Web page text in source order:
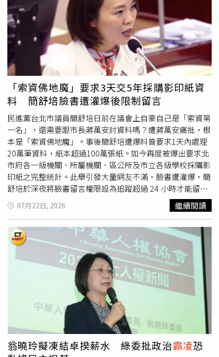
席補選、積極爭取彰化縣長提名，近期更多次被點名有意回
防台中、布局2028立委選戰，希望重新累積地方政治能
量。隨著黃國昌接掌民眾黨後，黨內權力重新洗牌，蔡壁如
無論在黨務運作或影響力，都已不若創黨初期。（圖／黃耀
徵攝）期間，蔡壁如也頻頻就民眾黨內部事務發聲，除公開
談及黨內
霸凌文化、組織運作及退黨潮等議題外，也多次呼
籲黨內應加強溝通與改革，相關發言在支持者間掀起兩極討
論；另一方面，她布局彰化、再回防台中的規劃，也遭綠營
批評踐踏鄉親感情，將選區視為政治跳板。蔡壁如透過臉書
表示，將前往高雄佛光山展開一段短期出家修行，希望在修
持中學習慈悲、增長智慧，也重新整理自己的初心。她寫
道，「人生的腳步，有時需要勇往前，有時也需要靜下
來」，期許自己福慧雙修、身心清淨，在修持中增長智慧、
慈悲與願力。她並透露，預計8月2日再與外界聯絡，也祝福
大家平安、健康、法喜充滿、一切吉祥。黨政人士分析，民
眾黨歷經黨主席改選及黨務重整後，黨內權力版圖已出現明
顯變化。尤其蔡壁如在黨主席補選敗給黃國昌後，隨著黃國
昌逐步主導黨務運作，蔡壁如、黃珊珊等人相較於創黨初期
的核心地位，近年無論在黨務決策或媒體曝光都明顯減少。
儘管她仍持續深耕地方、尋求重返第一線政治舞台，但如何
找回昔日政治影響力，仍是未來的重要挑戰。
「索資佛地魔」要求3天交5年採購影印紙資
料 簡舒培臉書遭灌爆後限制留言
民進黨台北市議員簡舒培日前在議會上自豪自己是「索資第
一名」，還需要跟市長蔣萬安討資料嗎？遭蔣萬安痛批，根
本是「索資佛地魔」。事後簡舒培遭爆料曾要求1天內處理
20萬筆資料，紙本超過100萬張紙。如今再度被爆出要求北
市府各一級機關、所屬機關、區公所及市立各級學校採購影
印紙之完整統計。此舉引發大量網友不滿，臉書遭灌爆，簡
舒培於深夜將臉書留言權限設為追蹤超過 24 小時才能留
言。資深媒體人樊啓明21日在臉書爆料，簡舒培要求市府調
閱大筆資料，要求市府提供111年至115年各年度，北市府
各一級機關、所屬機關、區公所及市立各級學校採購影印紙
之完整統計，包含一、各年度採購紙張規格、包數、箱數、
換算總張數及採購金額及預算科目；二、其中A4、A3影印
紙及再生影印紙之數量；三、透過共同供應契約與各機關自
行採購之數量及金額；四、請分列各機關、學校資料，並提
供全府合計數；五、如市府未統計總張數，請以每包、每箱
所含張數換算後提供。限期3天內交出。消息傳出後簡舒培
遭質疑藉機報復，大量網友憤怒灌爆臉書「人家現在要關心
毒油，你在擔心A4紙」、「就是在霸凌
公務員」、「這不叫
霸凌，什麼叫 霸凌
」、「明顯就刻意找麻煩」、「一百萬頁
看完了嗎？」、「還要求3天內，就是特地要搞人的啦」、
「紙張是這樣浪費的嗎？錢太多？」、「會挾私怨報復的議
07月22日, 2026 繼續閱讀
翁曉玲擬凍結卓揆薪水 綠委批政治霸凌恐